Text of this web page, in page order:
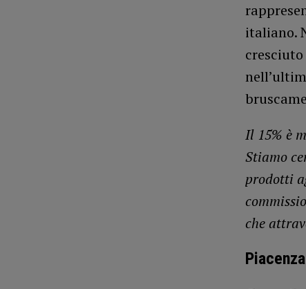
italiano.
cresciuto
Il 15% è
Stiamo
prodotti
che